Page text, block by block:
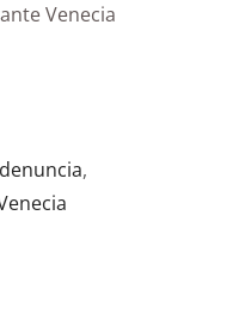
Venecia
denuncia,